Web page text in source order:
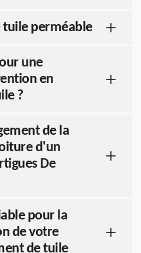
perméable
une
en
?
de la
d'un
De
pour la
de votre
de tuile